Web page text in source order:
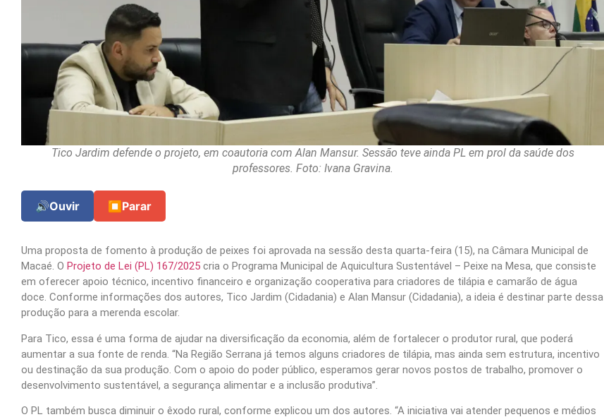
Tico Jardim defende o projeto, em coautoria com Alan Mansur. Sessão teve ainda PL em prol da saúde dos
professores. Foto: Ivana Gravina.
🔊Ouvir ⏹ Parar
Uma proposta de fomento à produção de peixes foi aprovada na sessão desta quarta-feira (15), na Câmara Municipal de
Macaé. O Projeto de Lei (PL) 167/2025 cria o Programa Municipal de Aquicultura Sustentável – Peixe na Mesa, que consiste
em oferecer apoio técnico, incentivo financeiro e organização cooperativa para criadores de tilápia e camarão de água
doce. Conforme informações dos autores, Tico Jardim (Cidadania) e Alan Mansur (Cidadania), a ideia é destinar parte dessa
produção para a merenda escolar.
Para Tico, essa é uma forma de ajudar na diversificação da economia, além de fortalecer o produtor rural, que poderá
aumentar a sua fonte de renda. “Na Região Serrana já temos alguns criadores de tilápia, mas ainda sem estrutura, incentivo
ou destinação da sua produção. Com o apoio do poder público, esperamos gerar novos postos de trabalho, promover o
desenvolvimento sustentável, a segurança alimentar e a inclusão produtiva”.
O PL também busca diminuir o êxodo rural, conforme explicou um dos autores. “A iniciativa vai atender pequenos e médios